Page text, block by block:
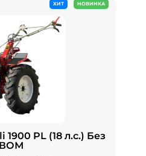
ХИТ НОВИНКА
PL (18 л.с.) Без
ВОМ